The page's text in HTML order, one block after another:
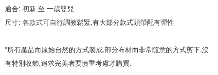
適合: 初新 至 一歳嬰兒
尺寸: 各款式可自行調教鬆緊,有大部分款式頭帶配有彈性
*所有產品而原始自然的方式製成,部分布材而非常隨意的方式剪下,沒
有特別收飾,追求完美者要慎重考慮才購買.